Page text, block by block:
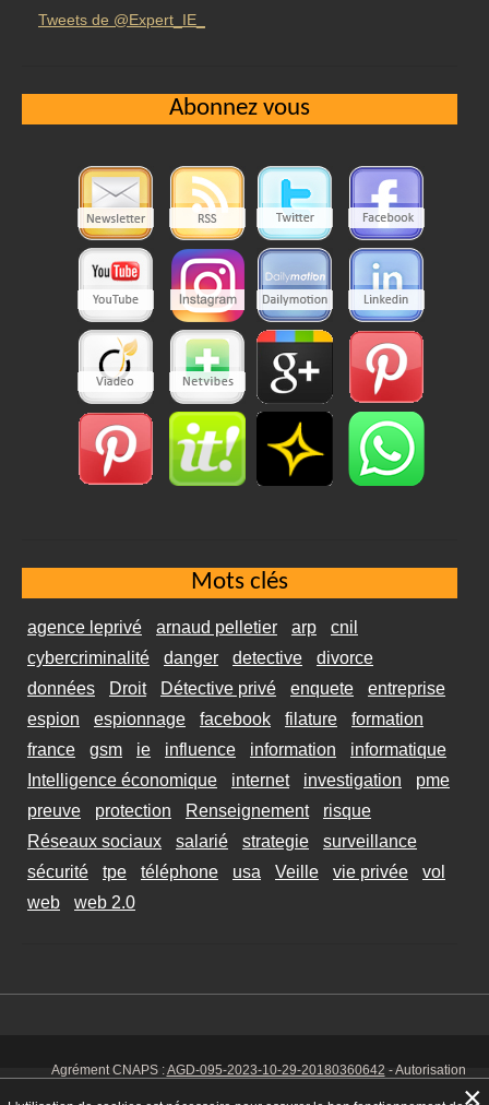
Tweets de @Expert_IE_
Abonnez vous
Mots clés
agence leprivé arnaud pelletier arp
cnil
cybercriminalité
danger detective
divorce
données
Droit Détective privé enquete
entreprise
espion
espionnage facebook filature
formation
france
gsm ie influence information
informatique
Intelligence économique
internet investigation
pme
preuve
protection Renseignement
risque
Réseaux sociaux
salarié strategie
surveillance
sécurité
tpe téléphone usa Veille vie privée
vol
web
web 2.0
Agrément CNAPS :AGD-095-2023-10-29-20180360642 - Autorisation